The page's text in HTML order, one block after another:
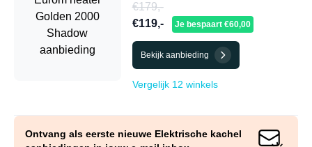
€179,-
€119,-
Je bespaart €60,00
Bekijk aanbieding
Vergelijk 12 winkels
Ontvang als eerste nieuwe Elektrische kachel